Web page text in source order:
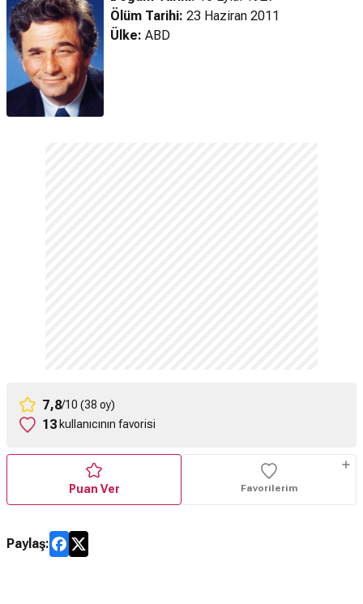
Ölüm Tarihi: 23 Haziran 2011
Ülke: ABD
7,8/10 (38 oy)
13 kullanıcının favorisi
Puan Ver Favorilerim
Paylaş: